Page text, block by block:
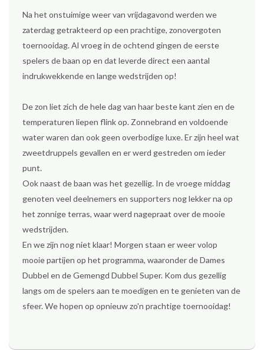
Na het onstuimige weer van vrijdagavond werden we
zaterdag getrakteerd op een prachtige, zonovergoten
toernooidag. Al vroeg in de ochtend gingen de eerste
spelers de baan op en dat leverde direct een aantal
indrukwekkende en lange wedstrijden op!
De zon liet zich de hele dag van haar beste kant zien en de
temperaturen liepen flink op. Zonnebrand en voldoende
water waren dan ook geen overbodige luxe. Er zijn heel wat
zweetdruppels gevallen en er werd gestreden om ieder
punt.
Ook naast de baan was het gezellig. In de vroege middag
genoten veel deelnemers en supporters nog lekker na op
het zonnige terras, waar werd nagepraat over de mooie
wedstrijden.
En we zijn nog niet klaar! Morgen staan er weer volop
mooie partijen op het programma, waaronder de Dames
Dubbel en de Gemengd Dubbel Super. Kom dus gezellig
langs om de spelers aan te moedigen en te genieten van de
sfeer. We hopen op opnieuw zo'n prachtige toernooidag!